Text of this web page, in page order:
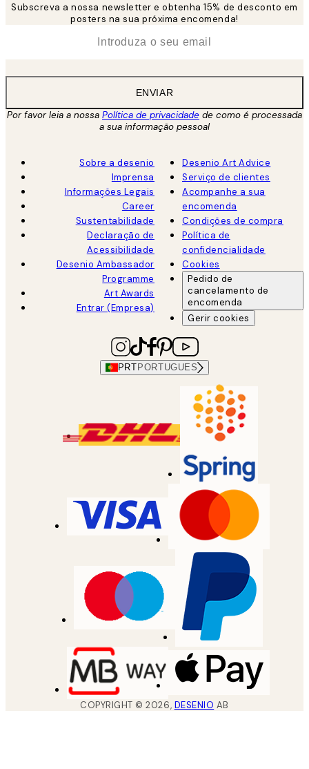
Subscreva a nossa newsletter e obtenha 15% de desconto em
posters na sua próxima encomenda!
ENVIAR
Por favor leia a nossa Política de privacidade de como é processada
a sua informação pessoal
Sobre a desenio
Imprensa
Informações Legais
Career
Sustentabilidade
Declaração de
Acessibilidade
Desenio Ambassador
Programme
Art Awards
Entrar (Empresa)
Desenio Art Advice
Serviço de clientes
Acompanhe a sua
encomenda
Condições de compra
Política de
confidencialidade
Cookies
Pedido de
cancelamento de
encomenda
Gerir cookies
PRT PORTUGUES
COPYRIGHT ©2026, DESENIO AB